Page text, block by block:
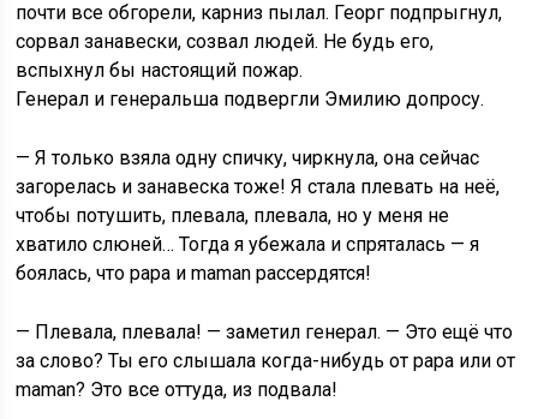
почти все обгорели, карниз пылал. Георг подпрыгнул,
сорвал занавески, созвал людей. Не будь его,
вспыхнул бы настоящий пожар.
Генерал и генеральша подвергли Эмилию допросу.
— Я только взяла одну спичку, чиркнула, она сейчас
загорелась и занавеска тоже! Я стала плевать на неё,
чтобы потушить, плевала, плевала, но у меня не
хватило слюней… Тогда я убежала и спряталась — я
боялась, что papa и maman рассердятся!
— Плевала, плевала! — заметил генерал. — Это ещё что
за слово? Ты его слышала когда-нибудь от papa или от
maman? Это все оттуда, из подвала!